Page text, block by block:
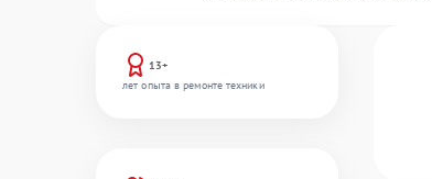
13+
лет опыта в ремонте техники